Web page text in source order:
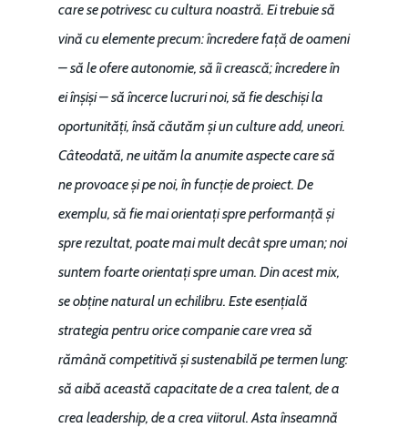
care se potrivesc cu cultura noastră. Ei trebuie să
vină cu elemente precum: încredere față de oameni
– să le ofere autonomie, să îi crească; încredere în
ei înșiși – să încerce lucruri noi, să fie deschiși la
oportunități, însă căutăm și un culture add, uneori.
Câteodată, ne uităm la anumite aspecte care să
ne provoace și pe noi, în funcție de proiect. De
exemplu, să fie mai orientați spre performanță și
spre rezultat, poate mai mult decât spre uman; noi
suntem foarte orientați spre uman. Din acest mix,
se obține natural un echilibru. Este esențială
strategia pentru orice companie care vrea să
rămână competitivă și sustenabilă pe termen lung:
să aibă această capacitate de a crea talent, de a
crea leadership, de a crea viitorul. Asta înseamnă